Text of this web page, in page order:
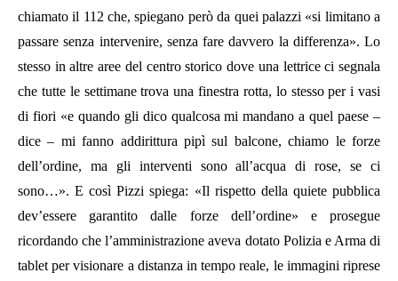
chiamato il 112 che, spiegano però da quei palazzi «si limitano a
passare senza intervenire, senza fare davvero la differenza». Lo
stesso in altre aree del centro storico dove una lettrice ci segnala
che tutte le settimane trova una finestra rotta, lo stesso per i vasi
di fiori «e quando gli dico qualcosa mi mandano a quel paese –
dice – mi fanno addirittura pipì sul balcone, chiamo le forze
dell’ordine, ma gli interventi sono all’acqua di rose, se ci
sono…». E così Pizzi spiega: «Il rispetto della quiete pubblica
dev’essere garantito dalle forze dell’ordine» e prosegue
ricordando che l’amministrazione aveva dotato Polizia e Arma di
tablet per visionare a distanza in tempo reale, le immagini riprese